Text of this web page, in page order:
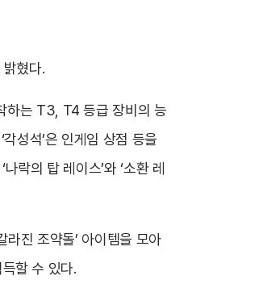
혔다.
하는 T3, T4 등급 장비의 능
성석’은 인게임 상점 등을
락의 탑 레이스’와 ‘소환 레
라진 조약돌’ 아이템을 모아
할 수 있다.